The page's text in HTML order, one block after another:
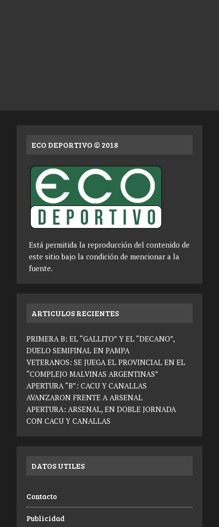
ECO DEPORTIVO © 2018
Está permitida la reproducción del contenido de
este sitio bajo la condición de mencionar a la
fuente.
ARTICULOS RECIENTES
PRIMERA B: EL “GALLITO” Y EL “DECANO”,
DUELO SEMIFINAL EN PAMPA
VETERANOS: SE JUEGA EL PROVINCIAL EN EL
“COMPLEJO MALVINAS ARGENTINAS”
APERTURA “B”: CACU Y CANALLAS
AVANZARON FRENTE A ARSENAL
APERTURA: ARSENAL, EN DOBLE JORNADA
CON CACU Y CANALLAS
DATOS UTILES
Contacto
Publicidad